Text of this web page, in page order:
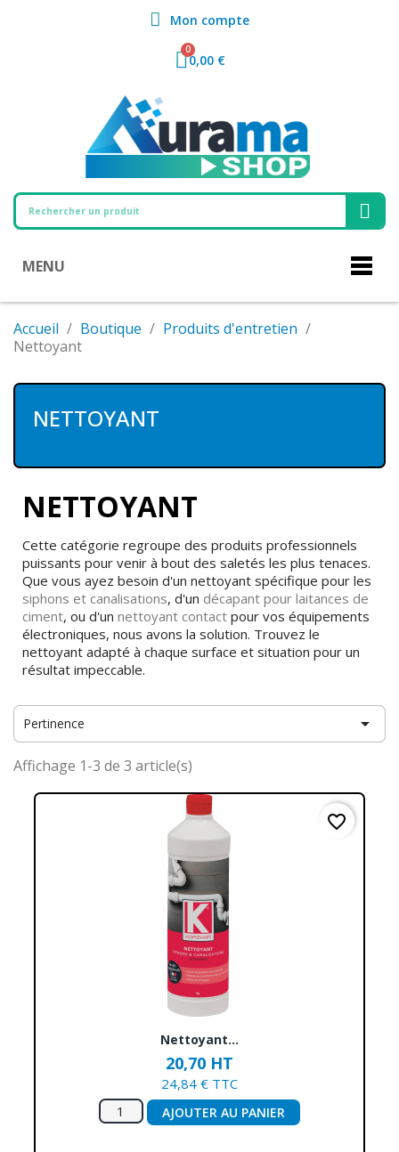
Mon compte
0,00 €
MENU
Accueil Boutique
Produits d'entretien
Nettoyant
NETTOYANT
NETTOYANT
Cette catégorie regroupe des produits professionnels
puissants pour venir à bout des saletés les plus tenaces.
Que vous ayez besoin d'un nettoyant spécifique pour les
siphons et canalisations, d'un décapant pour laitances de
ciment, ou d'un nettoyant contact pour vos équipements
électroniques, nous avons la solution. Trouvez le
nettoyant adapté à chaque surface et situation pour un
résultat impeccable.
Pertinence 
Affichage 1-3 de 3 article(s)
Nettoyant...
20,70 HT
24,84 € TTC
AJOUTER AU PANIER
favorite_border